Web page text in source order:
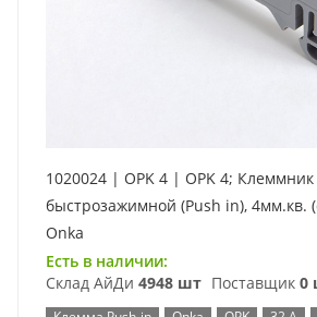
1020024 | OPK 4 | OPK 4;
быстрозажимной (Push in), 4мм.кв.
Onka
Есть в наличии:
Склад АйДи 4948 шт Поставщик 0